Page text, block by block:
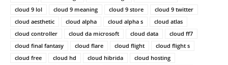
cloud 9 lol
cloud 9 meaning cloud 9 store
cloud 9 twitter
cloud aesthetic
cloud alpha cloud alpha s
cloud atlas
cloud controller
cloud da microsoft cloud data
cloud ff7
cloud final fantasy
cloud flare cloud flight
cloud flight s
cloud free
cloud hd cloud hibrida
cloud hosting